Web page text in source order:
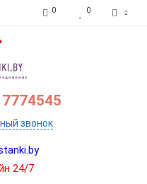
0 0
7774545
звонок
24/7